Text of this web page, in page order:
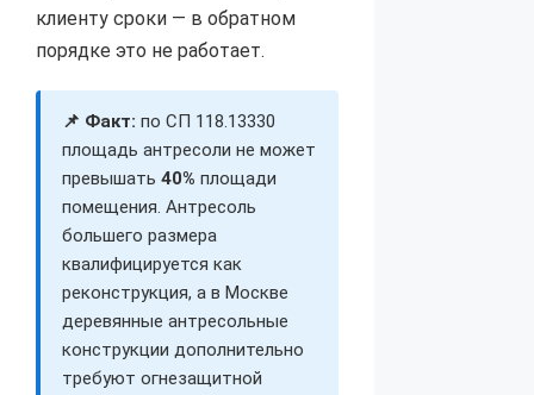
клиенту сроки — в обратном
порядке это не работает.
📌 Факт: по СП 118.13330
площадь антресоли не может
превышать 40% площади
помещения. Антресоль
большего размера
квалифицируется как
реконструкция, а в Москве
деревянные антресольные
конструкции дополнительно
требуют огнезащитной